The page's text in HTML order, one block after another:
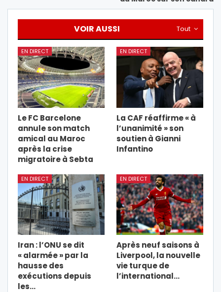
Tout
VOIR AUSSI
EN DIRECT
Le FC Barcelone
annule son match
amical au Maroc
après la crise
migratoire à Sebta
EN DIRECT
La CAF réaffirme « à
l’unanimité » son
soutien à Gianni
Infantino
EN DIRECT
Iran : l’ONU se dit
« alarmée » par la
hausse des
exécutions depuis
les…
EN DIRECT
Après neuf saisons à
Liverpool, la nouvelle
vie turque de
l’international…